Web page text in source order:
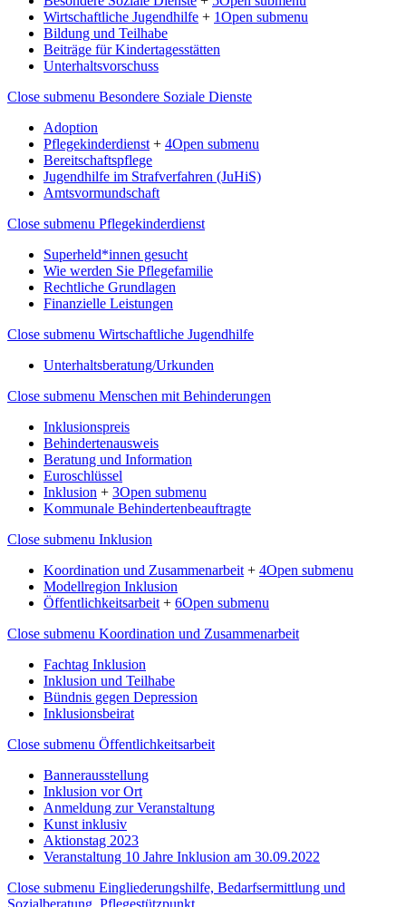
Wirtschaftliche Jugendhilfe + 1Open submenu
Bildung und Teilhabe
Beiträge für Kindertagesstätten
Unterhaltsvorschuss
Close submenu Besondere Soziale Dienste
Adoption
Pflegekinderdienst + 4Open submenu
Bereitschaftspflege
Jugendhilfe im Strafverfahren (JuHiS)
Amtsvormundschaft
Close submenu Pflegekinderdienst
Superheld*innen gesucht
Wie werden Sie Pflegefamilie
Rechtliche Grundlagen
Finanzielle Leistungen
Close submenu Wirtschaftliche Jugendhilfe
Unterhaltsberatung/Urkunden
Close submenu Menschen mit Behinderungen
Inklusionspreis
Behindertenausweis
Beratung und Information
Euroschlüssel
Inklusion + 3Open submenu
Kommunale Behindertenbeauftragte
Close submenu Inklusion
Koordination und Zusammenarbeit + 4Open submenu
Modellregion Inklusion
Öffentlichkeitsarbeit + 6Open submenu
Close submenu Koordination und Zusammenarbeit
Fachtag Inklusion
Inklusion und Teilhabe
Bündnis gegen Depression
Inklusionsbeirat
Close submenu Öffentlichkeitsarbeit
Bannerausstellung
Inklusion vor Ort
Anmeldung zur Veranstaltung
Kunst inklusiv
Aktionstag 2023
Veranstaltung 10 Jahre Inklusion am 30.09.2022
Close submenu Eingliederungshilfe, Bedarfsermittlung und
Sozialberatung, Pflegestützpunkt